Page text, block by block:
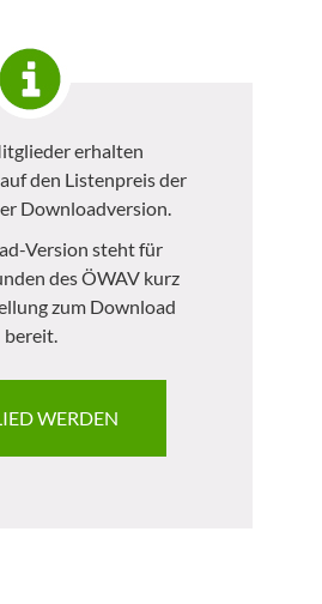
erhalten
den Listenpreis der
Downloadversion.
Version steht für
des ÖWAV kurz
zum Download
bereit.
WERDEN